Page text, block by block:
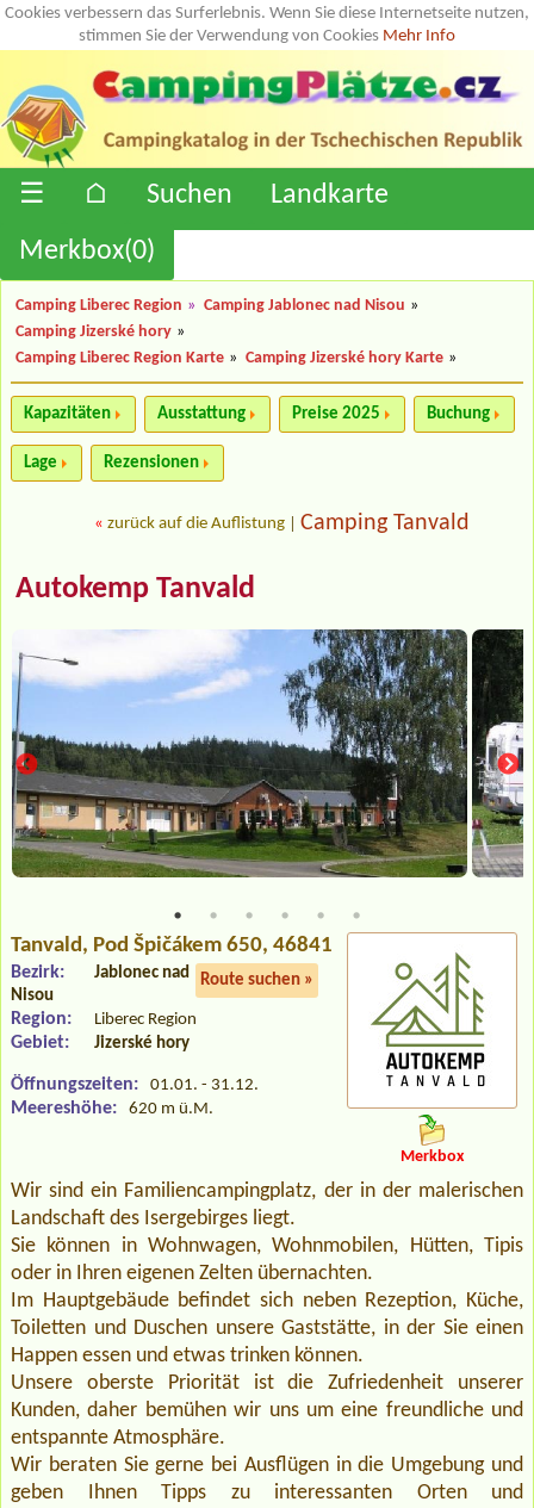
Cookies verbessern das Surferlebnis. Wenn Sie diese Internetseite nutzen,
stimmen Sie der Verwendung von Cookies Mehr Info
☰ ⌂ Suchen
Landkarte
Merkbox(0)
Camping Liberec Region » Camping Jablonec nad Nisou »
Camping Jizerské hory »
Camping Liberec Region Karte » Camping Jizerské hory Karte »
Kapazitäten Ausstattung Preise 2025 Buchung
Lage Rezensionen
« zurück auf die Auflistung Camping Tanvald
Autokemp Tanvald
Tanvald , Pod Špičákem 650, 46841
Route suchen »
Bezirk:
Jablonec nad
Nisou
Region: Liberec Region
Gebiet: Jizerské hory
Öffnungszeiten: 01.01. - 31.12.
Meereshöhe: 620 m ü.M.
Merkbox
Wir sind ein Familiencampingplatz, der in der malerischen
Landschaft des Isergebirges liegt.
Sie können in Wohnwagen, Wohnmobilen, Hütten, Tipis
oder in Ihren eigenen Zelten übernachten.
Im Hauptgebäude befindet sich neben Rezeption, Küche,
Toiletten und Duschen unsere Gaststätte, in der Sie einen
Happen essen und etwas trinken können.
Unsere oberste Priorität ist die Zufriedenheit unserer
Kunden, daher bemühen wir uns um eine freundliche und
entspannte Atmosphäre.
Wir beraten Sie gerne bei Ausflügen in die Umgebung und
geben Ihnen Tipps zu interessanten Orten und